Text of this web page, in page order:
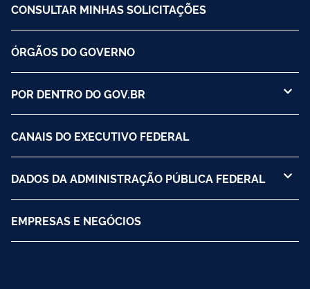
CONSULTAR MINHAS SOLICITAÇÕES
ÓRGÃOS DO GOVERNO
POR DENTRO DO GOV.BR
CANAIS DO EXECUTIVO FEDERAL
DADOS DA ADMINISTRAÇÃO PÚBLICA FEDERAL
EMPRESAS E NEGÓCIOS